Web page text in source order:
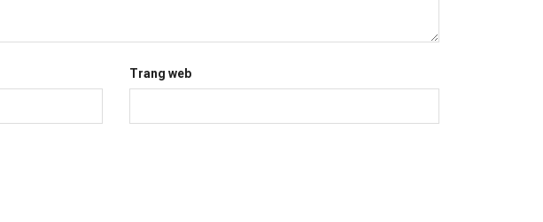
Trang web